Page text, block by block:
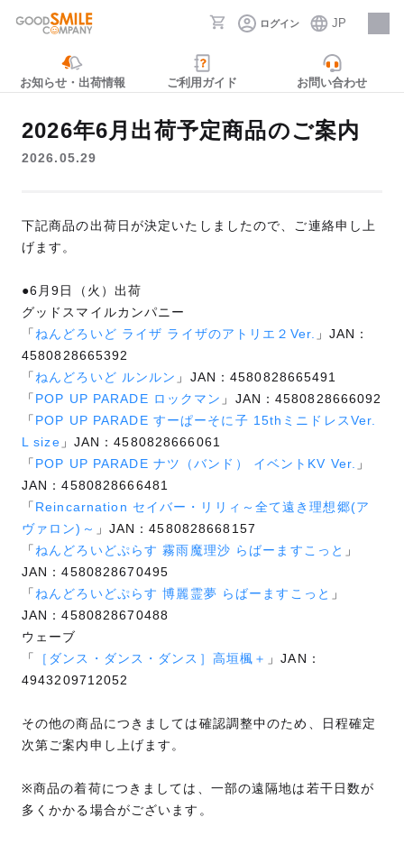
ログイン JP
採用情報
お知らせ・出荷情報 ご利用ガイド お問い合わせ
2026年6月出荷予定商品のご案内
2026.05.29
下記商品の出荷日が決定いたしましたので、ご連絡申し上
げます。
●6月9日（火）出荷
グッドスマイルカンパニー
「 ねんどろいど ライザ ライザのアトリエ２Ver.
」JAN：
4580828665392
「 ねんどろいど ルンルン 」JAN：4580828665491
「 POP UP PARADE ロックマン 」JAN：4580828666092
「 POP UP PARADE すーぱーそに子 15thミニドレスVer.
L size 」JAN：4580828666061
「 POP UP PARADE ナツ（バンド） イベントKV Ver.
」
JAN：4580828666481
「 Reincarnation セイバー・リリィ～全て遠き理想郷(ア
ヴァロン)～ 」JAN：4580828668157
「 ねんどろいどぷらす 霧雨魔理沙 らばーますこっと 」
JAN：4580828670495
「 ねんどろいどぷらす 博麗霊夢 らばーますこっと 」
JAN：4580828670488
ウェーブ
「
［ダンス・ダンス・ダンス］高垣楓＋ 」JAN：
4943209712052
その他の商品につきましては確認調整中のため、日程確定
次第ご案内申し上げます。
※商品の着荷につきましては、一部の遠隔地は若干日数が
多くかかる場合がございます。